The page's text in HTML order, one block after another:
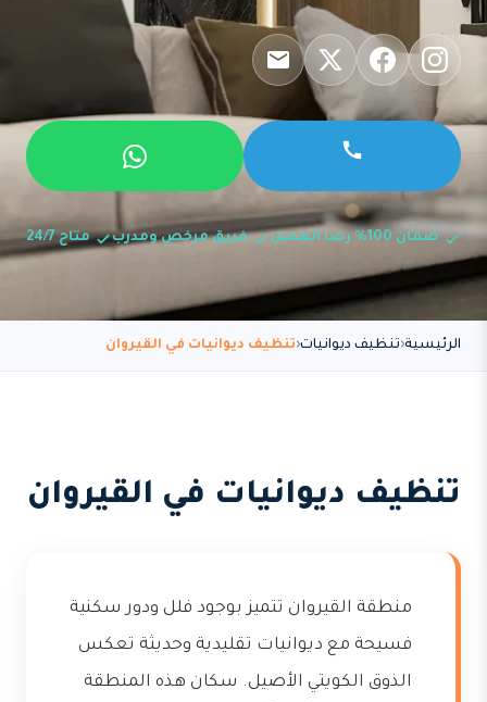
ضمان 100% رضا العميل فريق مرخص ومدرب متاح 24/7
الرئيسية تنظيف ديوانيات تنظيف ديوانيات في القيروان
تنظيف ديوانيات في القيروان
منطقة القيروان تتميز بوجود فلل ودور سكنية
فسيحة مع ديوانيات تقليدية وحديثة تعكس
الذوق الكويتي الأصيل. سكان هذه المنطقة